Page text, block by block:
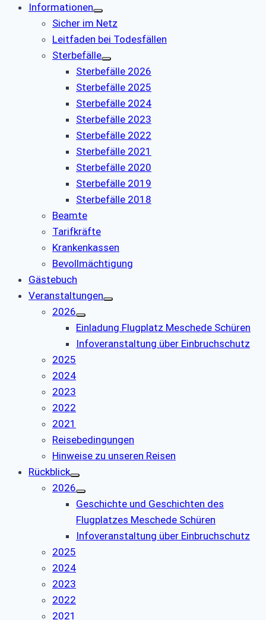
Informationen
Sicher im Netz
Leitfaden bei Todesfällen
Sterbefälle
Sterbefälle 2026
Sterbefälle 2025
Sterbefälle 2024
Sterbefälle 2023
Sterbefälle 2022
Sterbefälle 2021
Sterbefälle 2020
Sterbefälle 2019
Sterbefälle 2018
Beamte
Tarifkräfte
Krankenkassen
Bevollmächtigung
Gästebuch
Veranstaltungen
2026
Einladung Flugplatz Meschede Schüren
Infoveranstaltung über Einbruchschutz
2025
2024
2023
2022
2021
Reisebedingungen
Hinweise zu unseren Reisen
Rückblick
2026
Geschichte und Geschichten des
Flugplatzes Meschede Schüren
Infoveranstaltung über Einbruchschutz
2025
2024
2023
2022
2021